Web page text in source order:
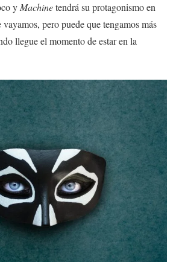
yMachinetendrá su protagonismo en
vayamos, pero puede que tengamos más
llegue el momento de estar en la